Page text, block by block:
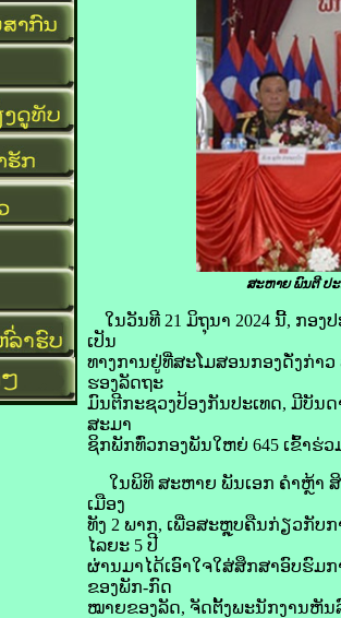
ສະຫາຍ ພົນຕີ ປະ
ໃນວັນທີ 21 ມິຖຸນາ 2024 ນີ້, ກອ
ເປັນ
ທາງການຢູ່ທີ່ສະໂມສອນກອງດັ່ງກ່າ
ຮອງລັດຖະ
ມົນຕີກະຊວງປ້ອງກັນປະເທດ, ມີບັນ
ສະມາ
ຊິກພັກທົ່ວກອງພັນໃຫຍ່ 645 ເຂົ້າຮ່ວ
ໃນພິທິ ສະຫາຍ ພັນເອກ ຄຳຫຼ້າ ສິ
ເມືອງ
ທັງ 2 ພາກ, ເພື່ອສະຫຼຸບຄືນກ່ຽວກັບ
ໄລຍະ 5 ປີ
ຜ່ານມາໄດ້ເອົາໃຈໃສ່ສຶກສາອົບຮົມ
ຂອງພັກ-ກົດ
ໝາຍຂອງລັດ, ຈັດຕັ້ງພະນັກງານຫັນ